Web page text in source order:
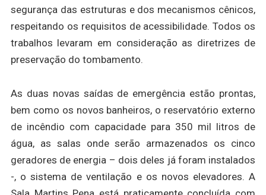
segurança das estruturas e dos mecanismos cênicos,
respeitando os requisitos de acessibilidade. Todos os
trabalhos levaram em consideração as diretrizes de
preservação do tombamento.
As duas novas saídas de emergência estão prontas,
bem como os novos banheiros, o reservatório externo
de incêndio com capacidade para 350 mil litros de
água, as salas onde serão armazenados os cinco
geradores de energia – dois deles já foram instalados
-, o sistema de ventilação e os novos elevadores. A